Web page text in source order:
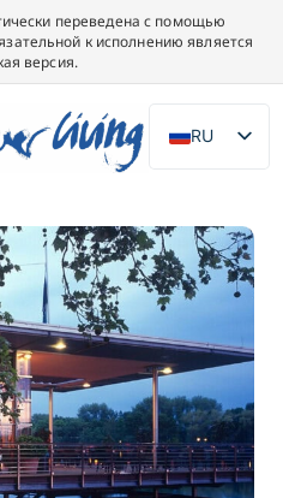
переведена с помощью
к исполнению является
версия.
RU
DE
NL
PL
IT
DA
SV
FR